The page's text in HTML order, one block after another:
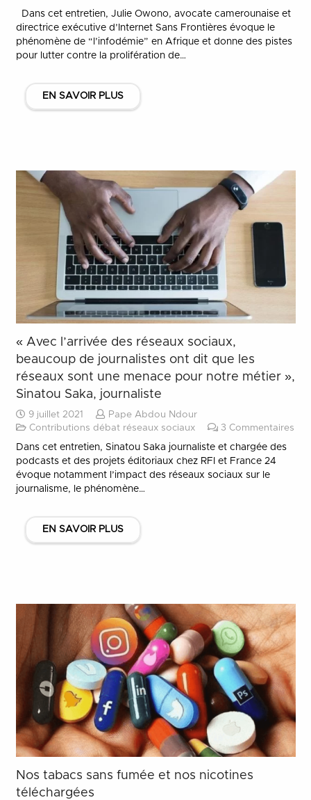
Dans cet entretien, Julie Owono, avocate camerounaise et
directrice exécutive d’Internet Sans Frontières évoque le
phénomène de “l’infodémie” en Afrique et donne des pistes
pour lutter contre la prolifération de…
EN SAVOIR PLUS
« Avec l’arrivée des réseaux sociaux,
beaucoup de journalistes ont dit que les
réseaux sont une menace pour notre métier »,
Sinatou Saka, journaliste
9 juillet 2021
Pape Abdou Ndour
Contributions débat réseaux sociaux
3 Commentaires
Dans cet entretien, Sinatou Saka journaliste et chargée des
podcasts et des projets éditoriaux chez RFI et France 24
évoque notamment l’impact des réseaux sociaux sur le
journalisme, le phénomène…
EN SAVOIR PLUS
Nos tabacs sans fumée et nos nicotines
téléchargées